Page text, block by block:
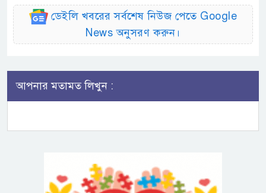
ডেইলি খবরের সর্বশেষ নিউজ পেতে Google
News অনুসরণ করুন।
আপনার মতামত লিখুন :